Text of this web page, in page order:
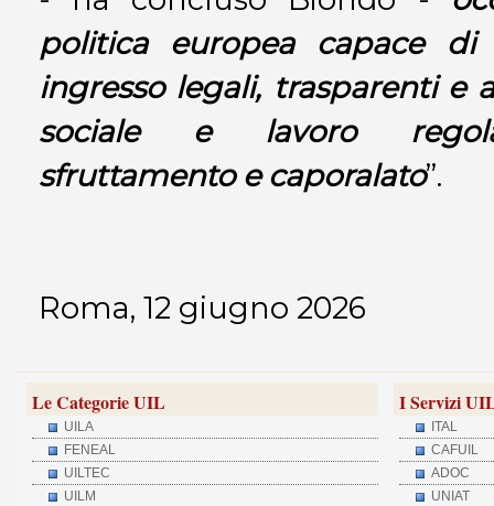
politica europea capace
ingresso legali, trasparenti e
sociale e lavoro
sfruttamento e caporalato”.
Roma, 12 giugno 2026
Le Categorie UIL
UILA
FENEAL
UILTEC
UILM
I Servizi
ITAL
CAFUIL
ADOC
UNIAT